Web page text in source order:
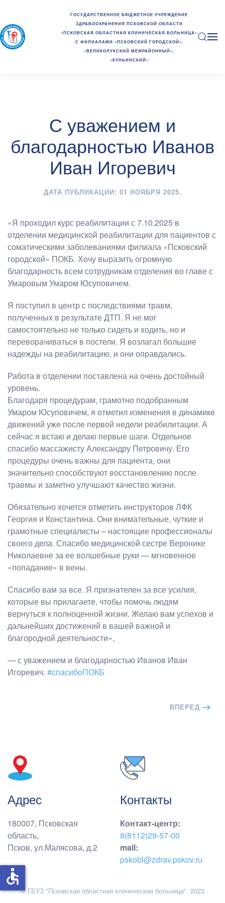
ГОСУДАРСТВЕННОЕ БЮДЖЕТНОЕ УЧРЕЖДЕНИЕ
ЗДРАВООХРАНЕНИЯ ПСКОВСКОЙ ОБЛАСТИ
«ПСКОВСКАЯ ОБЛАСТНАЯ КЛИНИЧЕСКАЯ БОЛЬНИЦА»
С ФИЛИАЛАМИ «ПСКОВСКИЙ ГОРОДСКОЙ»,
«ВЕЛИКОЛУКСКИЙ МЕЖРАЙОННЫЙ»,
«КУНЬИНСКИЙ»
С уважением и
благодарностью Иванов
Иван Игоревич
ДАТА ПУБЛИКАЦИИ: 01 НОЯБРЯ 2025.
«Я проходил курс реабилитации с 7.10.2025 в
отделении медицинской реабилитации для пациентов с
соматическими заболеваниями филиала «Псковский
городской» ПОКБ. Хочу выразить огромную
благодарность всем сотрудникам отделения во главе с
Умаровым Умаром Юсуповичем.
Я поступил в центр с последствиями травм,
полученных в результате ДТП. Я не мог
самостоятельно не только сидеть и ходить, но и
переворачиваться в постели. Я возлагал большие
надежды на реабилитацию, и они оправдались.
Работа в отделении поставлена на очень достойный
уровень.
Благодаря процедурам, грамотно подобранным
Умаром Юсуповичем, я отметил изменения в динамике
движений уже после первой недели реабилитации. А
сейчас я встаю и делаю первые шаги. Отдельное
спасибо массажисту Александру Петровичу. Его
процедуры очень важны для пациента, они
значительно способствуют восстановлению после
травмы и заметно улучшают качество жизни.
Обязательно хочется отметить инструкторов ЛФК
Георгия и Константина. Они внимательные, чуткие и
грамотные специалисты – настоящие профессионалы
своего дела. Спасибо медицинской сестре Веронике
Николаевне за ее волшебные руки — мгновенное
«попадание» в вены.
Спасибо вам за все. Я признателен за все усилия,
которые вы прилагаете, чтобы помочь людям
вернуться к полноценной жизни. Желаю вам успехов и
дальнейших достижений в вашей важной и
благородной деятельности»,
— с уважением и благодарностью Иванов Иван
Игоревич. #спасибоПОКБ
ВПЕРЕД
Адрес
180007, Псковская
область,
Псков, ул.Малясова, д.2
Контакты
Контакт-центр:
8(8112)29-57-00
mail:
pskobl@zdrav.pskov.ru
© ГБУЗ "Псковская областная клиническая больница". 2023
accessible